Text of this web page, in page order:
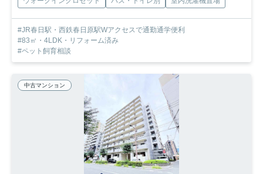
#JR春日駅・西鉄春日原駅Wアクセスで通勤通学便利
#83㎡・4LDK・リフォーム済み
#ペット飼育相談
中古マンション